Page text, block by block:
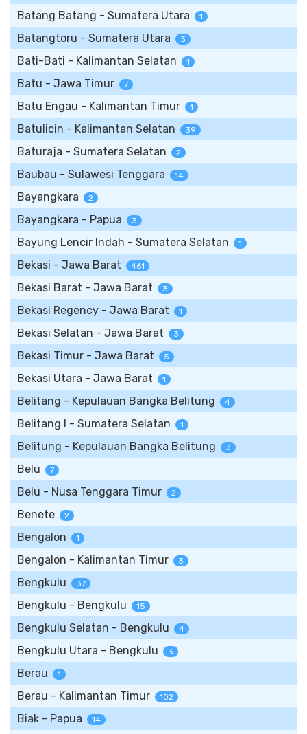
Batang Batang - Sumatera Utara 1
Batangtoru - Sumatera Utara 3
Bati-Bati - Kalimantan Selatan 1
Batu - Jawa Timur 7
Batu Engau - Kalimantan Timur 1
Batulicin - Kalimantan Selatan 39
Baturaja - Sumatera Selatan 2
Baubau - Sulawesi Tenggara 14
Bayangkara 2
Bayangkara - Papua 3
Bayung Lencir Indah - Sumatera Selatan 1
Bekasi - Jawa Barat 461
Bekasi Barat - Jawa Barat 3
Bekasi Regency - Jawa Barat 1
Bekasi Selatan - Jawa Barat 3
Bekasi Timur - Jawa Barat 5
Bekasi Utara - Jawa Barat 1
Belitang - Kepulauan Bangka Belitung 4
Belitang I - Sumatera Selatan 1
Belitung - Kepulauan Bangka Belitung 3
Belu 7
Belu - Nusa Tenggara Timur 2
Benete 2
Bengalon 1
Bengalon - Kalimantan Timur 3
Bengkulu 37
Bengkulu - Bengkulu 15
Bengkulu Selatan - Bengkulu 4
Bengkulu Utara - Bengkulu 3
Berau 1
Berau - Kalimantan Timur 102
Biak - Papua 14